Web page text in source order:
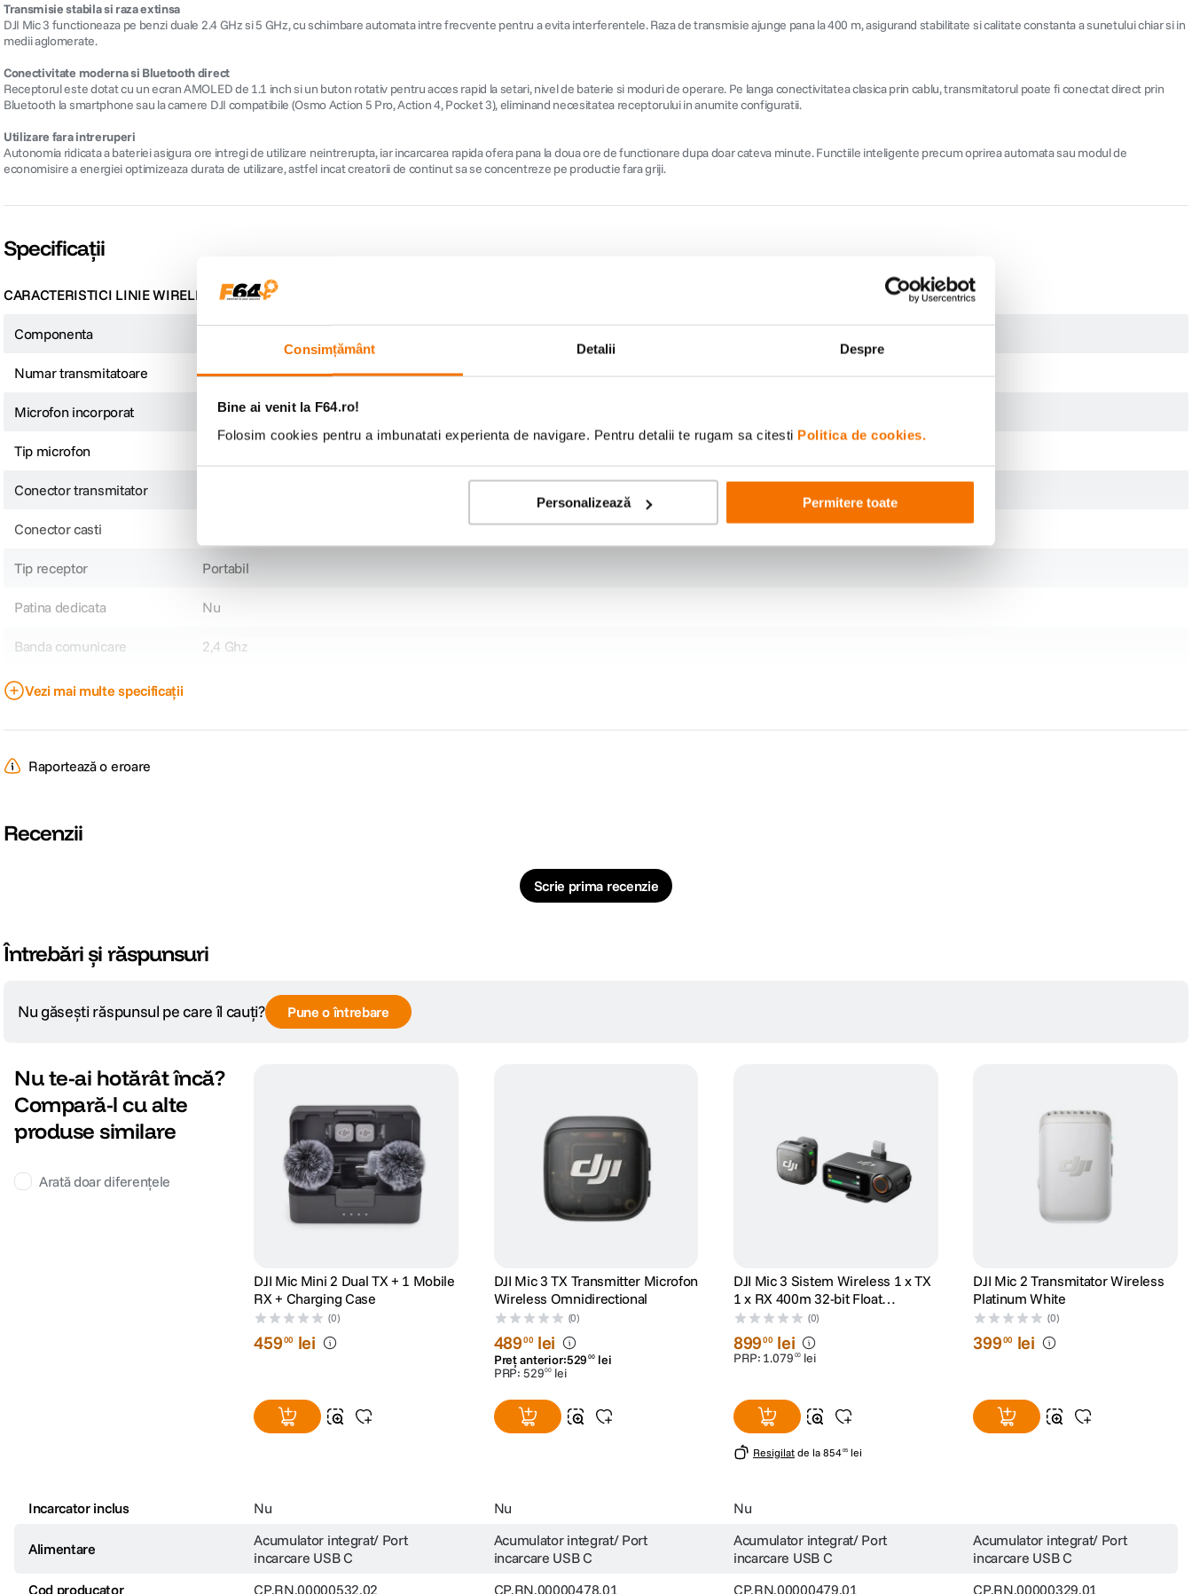
Consimțământ Detalii Despre
Bine ai venit la F64.ro!
Folosim cookies pentru a imbunatati experienta de navigare. Pentru detalii te rugam sa citesti Politica de cookies.
Personalizează Permitere toate
Transmisie stabila si raza extinsa
DJI Mic 3 functioneaza pe benzi duale 2.4 GHz si 5 GHz, cu schimbare automata intre frecvente pentru a evita interferentele. Raza de transmisie ajunge pana la 400 m, asigurand stabilitate si calitate constanta a sunetului chiar si in
medii aglomerate.
Conectivitate moderna si Bluetooth direct
Receptorul este dotat cu un ecran AMOLED de 1.1 inch si un buton rotativ pentru acces rapid la setari, nivel de baterie si moduri de operare. Pe langa conectivitatea clasica prin cablu, transmitatorul poate fi conectat direct prin
Bluetooth la smartphone sau la camere DJI compatibile (Osmo Action 5 Pro, Action 4, Pocket 3), eliminand necesitatea receptorului in anumite configuratii.
Utilizare fara intreruperi
Autonomia ridicata a bateriei asigura ore intregi de utilizare neintrerupta, iar incarcarea rapida ofera pana la doua ore de functionare dupa doar cateva minute. Functiile inteligente precum oprirea automata sau modul de
economisire a energiei optimizeaza durata de utilizare, astfel incat creatorii de continut sa se concentreze pe productie fara griji.
Specificații
CARACTERISTICI LINIE WIRELESS
Componenta
Numar transmitatoare 1
Microfon incorporat Da
Tip microfon
Conector transmitator
Conector casti
Tip receptor Portabil
Patina dedicata Nu
Banda comunicare 2,4 Ghz
Tip transmitator
Alimentare
DETALII PRODUCATOR
Vezi mai multe specificații
Raportează o eroare
Recenzii
Scrie prima recenzie
Întrebări și răspunsuri
Nu găsești răspunsul pe care îl cauți? Pune o întrebare
Nu te-ai hotărât încă?
Compară-l cu alte
produse similare
Arată doar diferențele
DJI Mic Mini 2 Dual TX + 1 Mobile
RX + Charging Case
(0)
45900 lei
DJI Mic 3 TX Transmitter Microfon
Wireless Omnidirectional
(0)
48900 lei
Preț anterior:529 00 lei
PRP: 52900 lei
DJI Mic 3 Sistem Wireless 1 x TX
1 x RX 400m 32-bit Float
Bluetooth
(0)
89900 lei
PRP: 1.079 00 lei
Resigilat de la 85405 lei
DJI Mic 2 Transmitator Wireless
Platinum White
(0)
39900 lei
Incarcator inclus Nu Nu Nu
Alimentare
Acumulator integrat/ Port
incarcare USB C
Acumulator integrat/ Port
incarcare USB C
Acumulator integrat/ Port
incarcare USB C
Acumulator integrat/ Port
incarcare USB C
Cod producator
CP.RN.00000532.02 CP.RN.00000478.01 CP.RN.00000479.01 CP.RN.00000329.01